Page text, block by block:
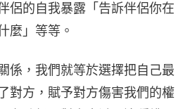
侶的自我暴露「告訴伴侶你在
麼」等等。
係，我們就等於選擇把自己最
對方，賦予對方傷害我們的權